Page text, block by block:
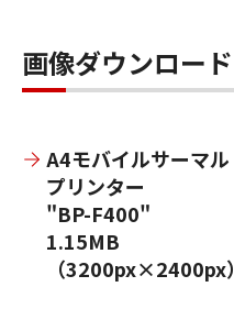
画像ダウンロード
A4モバイルサーマル
プリンター
"BP-F400"
1.15MB
（3200px×2400px）